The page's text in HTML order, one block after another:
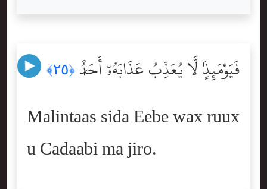
فَيَوْمَئِذٍۢ لَّا يُعَذِّبُ عَذَابَهُۥٓ أَحَدٌۭ ﴿٢٥﴾
Malintaas sida Eebe wax ruux
u Cadaabi ma jiro.